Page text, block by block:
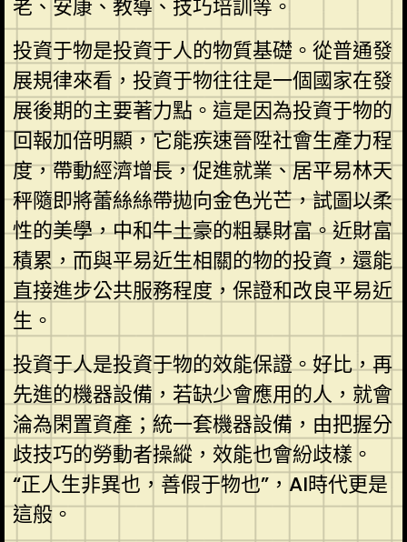
老、安康、教導、技巧培訓等。
投資于物是投資于人的物質基礎。從普通發
展規律來看，投資于物往往是一個國家在發
展後期的主要著力點。這是因為投資于物的
回報加倍明顯，它能疾速晉陞社會生產力程
度，帶動經濟增長，促進就業、居平易林天
秤隨即將蕾絲絲帶拋向金色光芒，試圖以柔
性的美學，中和牛土豪的粗暴財富。近財富
積累，而與平易近生相關的物的投資，還能
直接進步公共服務程度，保證和改良平易近
生。
投資于人是投資于物的效能保證。好比，再
先進的機器設備，若缺少會應用的人，就會
淪為閑置資產；統一套機器設備，由把握分
歧技巧的勞動者操縱，效能也會紛歧樣。
“正人生非異也，善假于物也”，AI時代更是
這般。